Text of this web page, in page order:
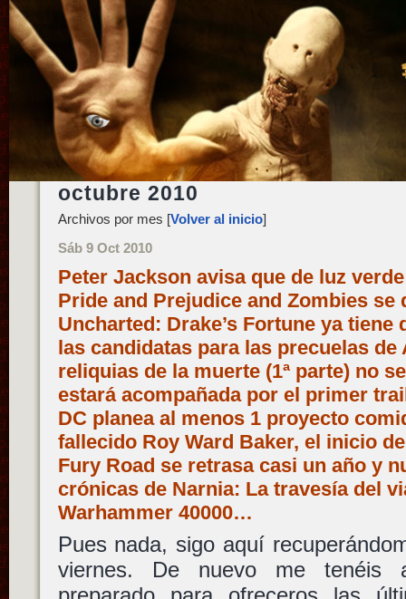
octubre 2010
Archivos por mes [Volver al inicio]
Sáb 9 Oct 2010
Peter Jackson avisa que de luz
Pride and Prejudice and Zombies se
Uncharted: Drake’s Fortune ya
las candidatas para las precuelas
reliquias de la muerte (1ª parte) no
estará acompañada por el primer
DC planea al menos 1 proyecto
fallecido Roy Ward Baker, el inicio
Fury Road se retrasa casi un año y
crónicas de Narnia: La travesía del
Warhammer 40000…
Pues nada, sigo aquí
viernes. De nuevo me